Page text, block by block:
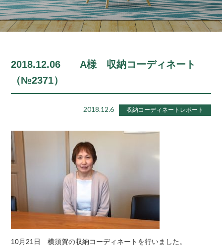
2018.12.06 A様 収納コーディネート
（№2371）
2018.12.6 収納コーディネートレポート
10月21日 横須賀の収納コーディネートを行いました。